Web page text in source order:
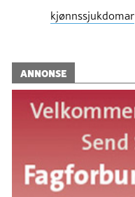
kjønnssjukdomar
ANNONSE